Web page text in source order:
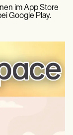
im App Store
Google Play.